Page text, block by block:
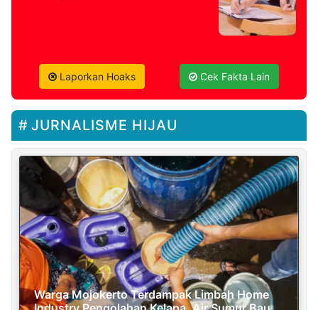
Laporkan Hoaks Cek Fakta Lain
JURNALISME HIJAU
Warga Mojokerto Terdampak Limbah Home